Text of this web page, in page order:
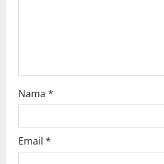
Nama *
Email *